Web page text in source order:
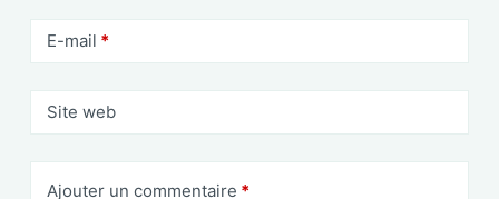
E-mail *
Site web
Ajouter un commentaire *